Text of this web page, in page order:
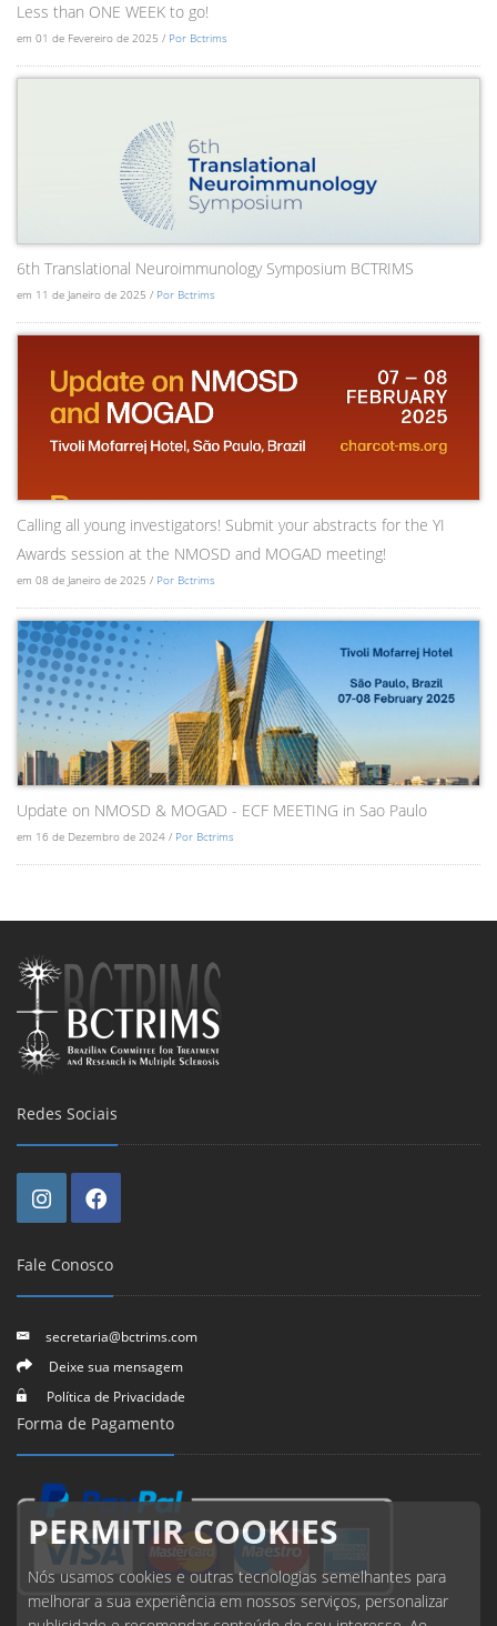
Less than ONE WEEK to go!
em 01 de Fevereiro de 2025 / Por Bctrims
6th Translational Neuroimmunology Symposium BCTRIMS
em 11 de Janeiro de 2025 / Por Bctrims
Calling all young investigators! Submit your abstracts for the YI
Awards session at the NMOSD and MOGAD meeting!
em 08 de Janeiro de 2025 / Por Bctrims
Update on NMOSD & MOGAD - ECF MEETING in Sao Paulo
em 16 de Dezembro de 2024 / Por Bctrims
Redes Sociais
Fale Conosco
secretaria@bctrims.com
Deixe sua mensagem
Política de Privacidade
Forma de Pagamento
PERMITIR COOKIES
Nós usamos cookies e outras tecnologias semelhantes para
melhorar a sua experiência em nossos serviços, personalizar